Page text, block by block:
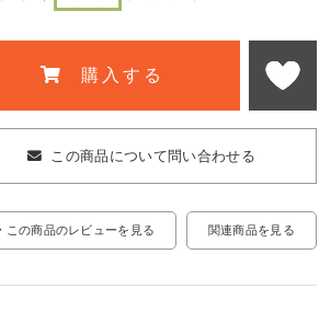
購入する
この商品について問い合わせる
この商品のレビューを見る 関連商品を見る